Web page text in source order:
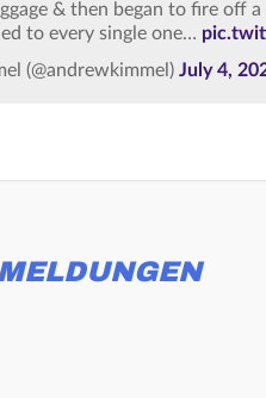
& then began to fire off
to every single one…
(@andrewkimmel) July 4,